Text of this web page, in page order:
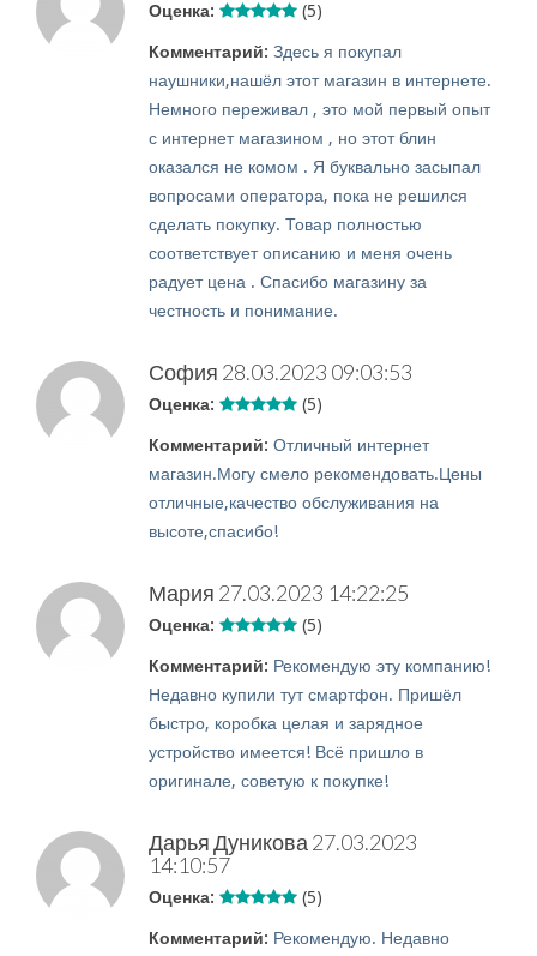
Оценка: (5)
Комментарий: Здесь я покупал
наушники,нашёл этот магазин в интернете.
Немного переживал , это мой первый опыт
с интернет магазином , но этот блин
оказался не комом . Я буквально засыпал
вопросами оператора, пока не решился
сделать покупку. Товар полностью
соответствует описанию и меня очень
радует цена . Спасибо магазину за
честность и понимание.
София 28.03.2023 09:03:53
Оценка: (5)
Комментарий: Отличный интернет
магазин.Могу смело рекомендовать.Цены
отличные,качество обслуживания на
высоте,спасибо!
Мария 27.03.2023 14:22:25
Оценка: (5)
Комментарий: Рекомендую эту компанию!
Недавно купили тут смартфон. Пришёл
быстро, коробка целая и зарядное
устройство имеется! Всё пришло в
оригинале, советую к покупке!
Дарья Дуникова 27.03.2023
14:10:57
Оценка: (5)
Комментарий: Рекомендую. Недавно